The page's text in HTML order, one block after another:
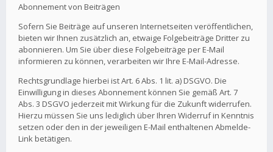
Abonnement von Beiträgen
Sofern Sie Beiträge auf unseren Internetseiten veröffentlichen,
bieten wir Ihnen zusätzlich an, etwaige Folgebeiträge Dritter zu
abonnieren. Um Sie über diese Folgebeiträge per E-Mail
informieren zu können, verarbeiten wir Ihre E-Mail-Adresse.
Rechtsgrundlage hierbei ist Art. 6 Abs. 1 lit. a) DSGVO. Die
Einwilligung in dieses Abonnement können Sie gemäß Art. 7
Abs. 3 DSGVO jederzeit mit Wirkung für die Zukunft widerrufen.
Hierzu müssen Sie uns lediglich über Ihren Widerruf in Kenntnis
setzen oder den in der jeweiligen E-Mail enthaltenen Abmelde-
Link betätigen.